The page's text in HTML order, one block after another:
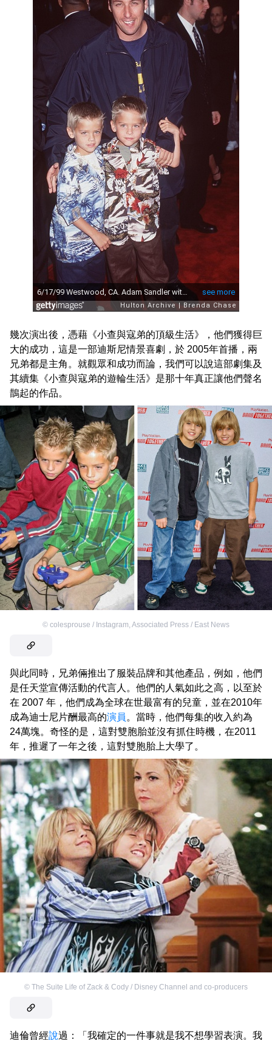
幾次演出後，憑藉《小查與寇弟的頂級生活》，他們獲得巨
大的成功，這是一部迪斯尼情景喜劇，於 2005年首播，兩
兄弟都是主角。就觀眾和成功而論，我們可以說這部劇集及
其續集《小查與寇弟的遊輪生活》是那十年真正讓他們聲名
鵲起的作品。
© colesprouse / Instagram, Associated Press / East News
與此同時，兄弟倆推出了服裝品牌和其他產品，例如，他們
是任天堂宣傳活動的代言人。他們的人氣如此之高，以至於
在 2007 年，他們成為全球在世最富有的兒童，並在2010年
成為迪士尼片酬最高的演員 。當時，他們每集的收入約為
24萬塊。奇怪的是，這對雙胞胎並沒有抓住時機，在2011
年，推遲了一年之後，這對雙胞胎上大學了。
© The Suite Life of Zack & Cody / Disney Channel and co-producers
迪倫曾經說過：「我確定的一件事就是我不想學習表演。我